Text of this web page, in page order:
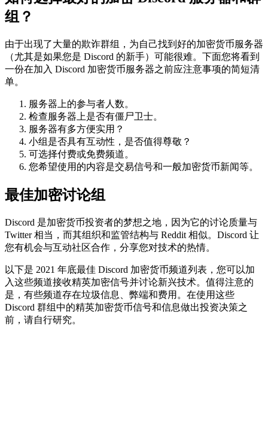
组？
由于出现了大量的欺诈群组，为自己找到好的加密货币服务器
（尤其是如果您是 Discord 的新手）可能很难。下面您将看到
一份在加入 Discord 加密货币服务器之前应注意事项的简短清
单。
服务器上的参与者人数。
检查服务器上是否有僵尸卫士。
服务器有多方便实用？
小组是否具有互动性，是否值得尊敬？
可选择付费或免费频道。
您希望使用的内容是交易信号和一般加密货币新闻等。
最佳加密讨论组
Discord 是加密货币投资者的梦想之地，因为它的讨论质量与
Twitter 相当，而其组织和监管结构与 Reddit 相似。Discord 让
您有机会与互动社区合作，分享您对技术的热情。
以下是 2021 年底最佳 Discord 加密货币频道列表，您可以加
入这些频道接收精英加密信号并讨论新兴技术。值得注意的
是，有些频道存在垃圾信息、弊端和费用。在使用这些
Discord 群组中的精英加密货币信号和信息做出投资决策之
前，请自行研究。